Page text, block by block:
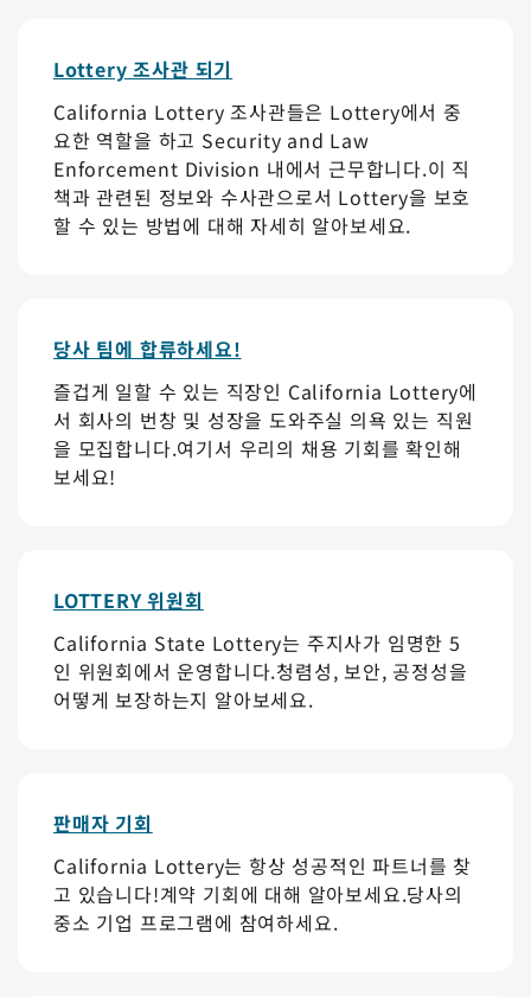
Lottery 조사관 되기
California Lottery 조사관들은 Lottery에서 중
요한 역할을 하고 Security and Law
Enforcement Division 내에서 근무합니다.이 직
책과 관련된 정보와 수사관으로서 Lottery을 보호
할 수 있는 방법에 대해 자세히 알아보세요.
당사 팀에 합류하세요!
즐겁게 일할 수 있는 직장인 California Lottery에
서 회사의 번창 및 성장을 도와주실 의욕 있는 직원
을 모집합니다.여기서 우리의 채용 기회를 확인해
보세요!
LOTTERY 위원회
California State Lottery는 주지사가 임명한 5
인 위원회에서 운영합니다.청렴성, 보안, 공정성을
어떻게 보장하는지 알아보세요.
판매자 기회
California Lottery는 항상 성공적인 파트너를 찾
고 있습니다!계약 기회에 대해 알아보세요.당사의
중소 기업 프로그램에 참여하세요.